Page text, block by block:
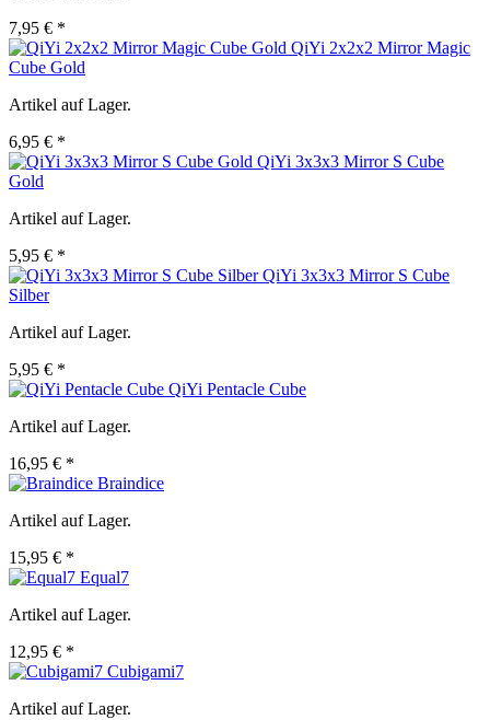
7,95 € *
QiYi 2x2x2 Mirror Magic
Cube Gold
Artikel auf Lager.
6,95 € *
QiYi 3x3x3 Mirror S Cube
Gold
Artikel auf Lager.
5,95 € *
QiYi 3x3x3 Mirror S Cube
Silber
Artikel auf Lager.
5,95 € *
QiYi Pentacle Cube
Artikel auf Lager.
16,95 € *
Braindice
Artikel auf Lager.
15,95 € *
Equal7
Artikel auf Lager.
12,95 € *
Cubigami7
Artikel auf Lager.